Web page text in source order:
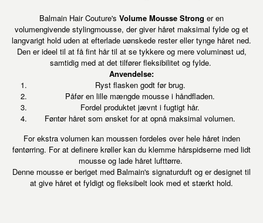
Balmain Hair Couture's Volume Mousse Strong er en
volumengivende stylingmousse, der giver håret maksimal fylde og et
langvarigt hold uden at efterlade uønskede rester eller tynge håret ned.
Den er ideel til at få fint hår til at se tykkere og mere voluminøst ud,
samtidig med at det tilfører fleksibilitet og fylde.
Anvendelse:
Ryst flasken godt før brug.
Påfør en lille mængde mousse i håndfladen.
Fordel produktet jævnt i fugtigt hår.
Føntør håret som ønsket for at opnå maksimal volumen.
For ekstra volumen kan moussen fordeles over hele håret inden
føntørring. For at definere krøller kan du klemme hårspidserne med lidt
mousse og lade håret lufttørre.
Denne mousse er beriget med Balmain's signaturduft og er designet til
at give håret et fyldigt og fleksibelt look med et stærkt hold.